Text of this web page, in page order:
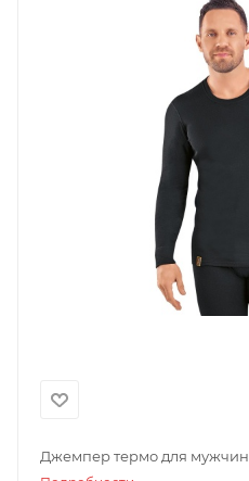
Джемпер термо для мужчин